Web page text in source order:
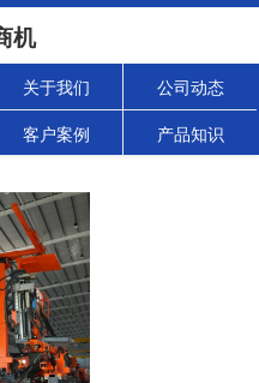
机
关于我们 公司动态
客户案例 产品知识